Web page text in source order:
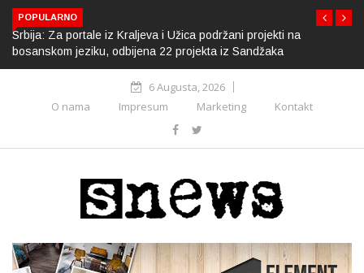
POPULARNO
Srbija: Za portale iz Kraljeva i Užica podržani projekti na
bosanskom jeziku, odbijena 22 projekta iz Sandžaka
6 Augusta, 2026
O nama
Impresum Marketing Kontakt